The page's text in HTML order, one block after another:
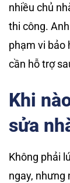
nhiều chủ
thi công.
phạm vi bảo
cần hỗ trợ
Khi
sửa
Không phải
ngay, nhưng